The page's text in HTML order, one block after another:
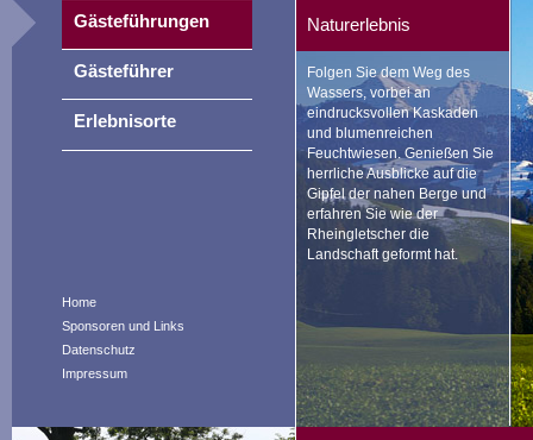
Home
Sponsoren und Links
Datenschutz
Impressum
Naturerlebnis
Folgen Sie dem Weg des
Wassers, vorbei an
eindrucksvollen Kaskaden
und blumenreichen
Feuchtwiesen. Genießen Sie
herrliche Ausblicke auf die
Gipfel der nahen Berge und
erfahren Sie wie der
Rheingletscher die
Landschaft geformt hat.
Gästeführungen
Gästeführer
Erlebnisorte